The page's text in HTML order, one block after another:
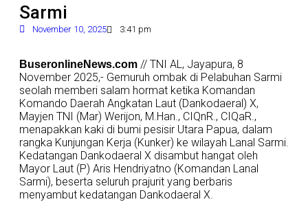
Sarmi
November 10, 2025 3:41 pm
BuseronlineNews.com // TNI AL, Jayapura, 8
November 2025,- Gemuruh ombak di Pelabuhan Sarmi
seolah memberi salam hormat ketika Komandan
Komando Daerah Angkatan Laut (Dankodaeral) X,
Mayjen TNI (Mar) Werijon, M.Han., CIQnR., CIQaR.,
menapakkan kaki di bumi pesisir Utara Papua, dalam
rangka Kunjungan Kerja (Kunker) ke wilayah Lanal Sarmi.
Kedatangan Dankodaeral X disambut hangat oleh
Mayor Laut (P) Aris Hendriyatno (Komandan Lanal
Sarmi), beserta seluruh prajurit yang berbaris
menyambut kedatangan Dankodaeral X.